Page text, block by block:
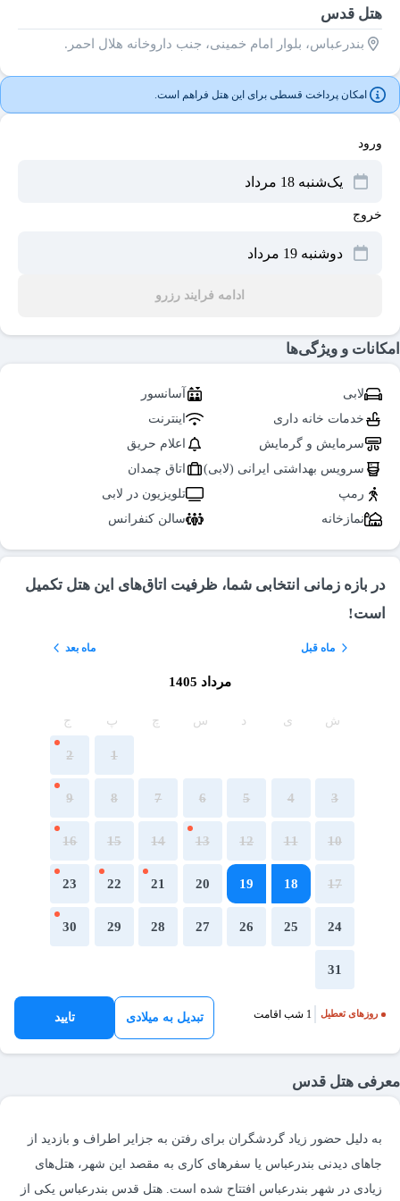
هتل قدس
بندرعباس، بلوار امام خمینی، جنب داروخانه هلال احمر.
امکان پرداخت قسطی برای این هتل فراهم است.
ورود
خروج
ادامه فرایند رزرو
امکانات و ویژگی‌ها
لابی
آسانسور
خدمات خانه داری
اینترنت
سرمایش و گرمایش
اعلام حریق
سرویس بهداشتی ایرانی (لابی)
اتاق چمدان
رمپ
تلویزیون در لابی
نمازخانه
سالن کنفرانس
در بازه زمانی انتخابی شما، ظرفیت اتاق‌های این هتل تکمیل
است!
ماه بعد ماه قبل
مرداد 1405
ش ی د س چ پ ج
1
2
3
4
5
6
7
8
9
10
11
12
13
14
15
16
17
18
19
20
21
22
23
24
25
26
27
28
29
30
31
روزهای تعطیل 1 شب اقامت تبدیل به میلادی تایید
معرفی هتل قدس
به دلیل حضور زیاد گردشگران برای رفتن به جزایر اطراف و بازدید از
جاهای دیدنی بندرعباس یا سفرهای کاری به مقصد این شهر، هتل‌های
زیادی در شهر بندرعباس افتتاح شده است. هتل قدس بندرعباس یکی از